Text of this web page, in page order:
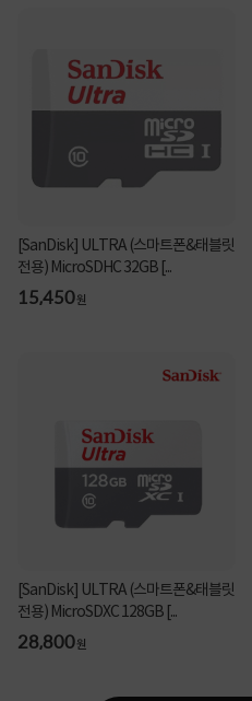
[SanDisk] ULTRA (스마트폰&태블릿
전용) MicroSDHC 32GB [...
15,450원
[SanDisk] ULTRA (스마트폰&태블릿
전용) MicroSDXC 128GB [...
28,800원